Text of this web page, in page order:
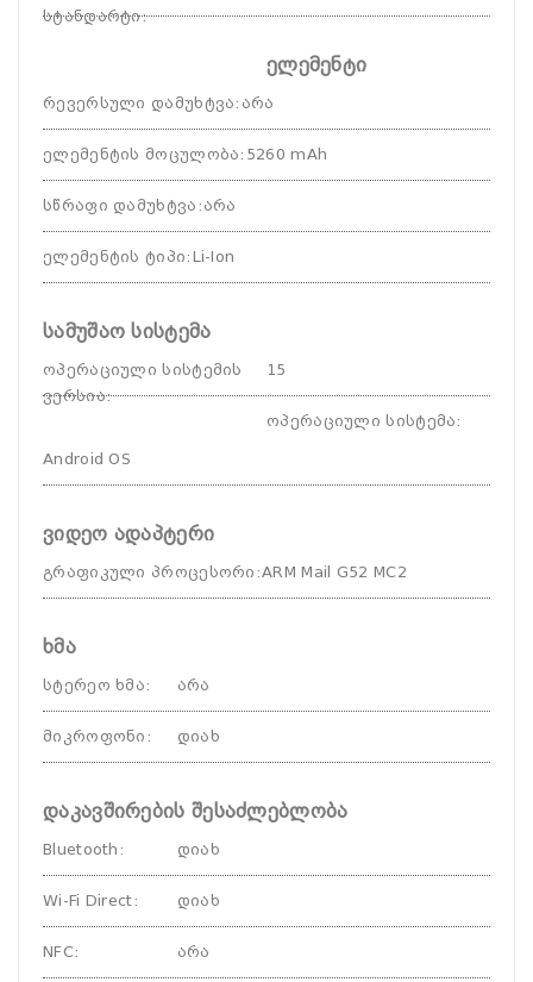
სტანდარტი:
ელემენტი
რევერსული დამუხტვა: არა
ელემენტის მოცულობა: 5260 mAh
სწრაფი დამუხტვა : არა
ელემენტის ტიპი: Li-Ion
სამუშაო სისტემა
ოპერაციული სისტემის
ვერსია:
15
ოპერაციული სისტემა:
Android OS
ვიდეო ადაპტერი
გრაფიკული პროცესორი :ARM Mail G52 MC2
ხმა
სტერეო ხმა: არა
მიკროფონი : დიახ
დაკავშირების შესაძლებლობა
Bluetooth : დიახ
Wi-Fi Direct: დიახ
NFC: არა